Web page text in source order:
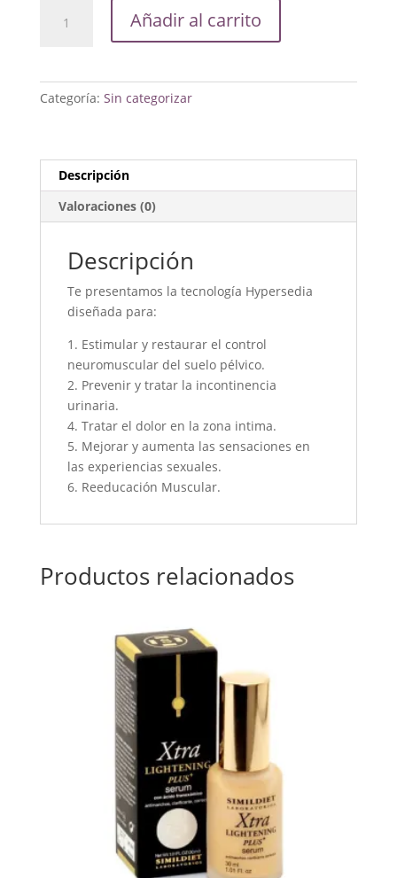
Paquete
sesiones
cantidad
Añadir al carrito
Categoría: Sin categorizar
Descripción
Valoraciones (0)
Descripción
Te presentamos la tecnología Hypersedia
diseñada para:
1. Estimular y restaurar el control
neuromuscular del suelo pélvico.
2. Prevenir y tratar la incontinencia
urinaria.
4. Tratar el dolor en la zona intima.
5. Mejorar y aumenta las sensaciones en
las experiencias sexuales.
6. Reeducación Muscular.
Productos relacionados